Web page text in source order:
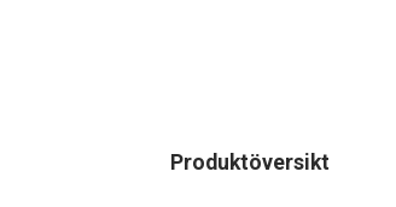
Produktöversikt